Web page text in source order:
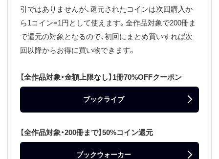
引ではありませんが、還元されたコインは次回購入か
ら1コイン=1円として使えます。全作品対象で200冊ま
で還元の対象となるので、初回にまとめ買いすれば次
回以降からお得に買い物できます。
【全作品対象・金額上限なし】1冊70%OFFクーポン
ブックライブ
【全作品対象・200冊まで】50%コイン還元
ブックウォーカー